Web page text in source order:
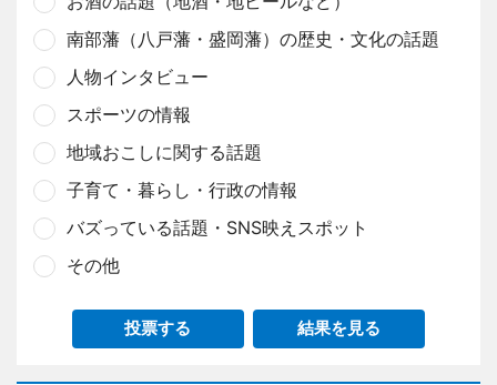
南部藩（八戸藩・盛岡藩）の歴史・文化の話題
人物インタビュー
スポーツの情報
地域おこしに関する話題
子育て・暮らし・行政の情報
バズっている話題・SNS映えスポット
その他
投票する 結果を見る